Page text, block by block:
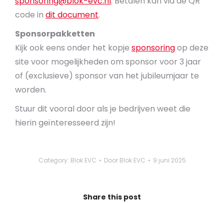
code in dit document.
Sponsorpakketten
Kijk ook eens onder het kopje sponsoringop deze
site voor mogelijkheden om sponsor voor 3 jaar
of (exclusieve) sponsor van het jubileumjaar te
worden.
Stuur dit vooral door als je bedrijven weet die
hierin geïnteresseerd zijn!
Category: Blok EVC Door Blok EVC 9 juni 2025
Share this post